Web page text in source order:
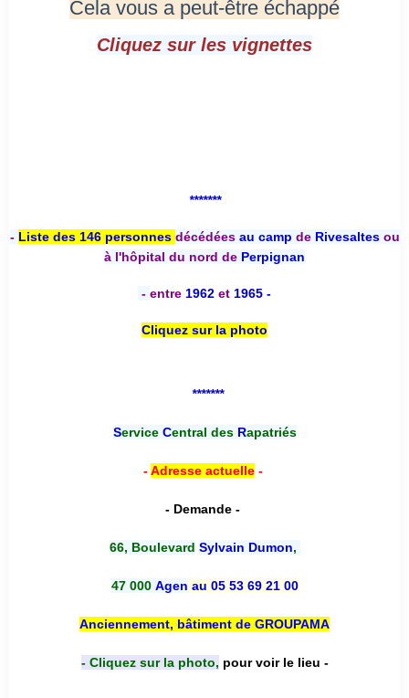
Cela vous a peut-être échappé
Cliquez sur les vignettes
*******
- Liste des 146 personnes décédées au camp deRivesaltesou
à l'hôpital du nord de Perpignan
- entre 1962 et 1965 -
Cliquez sur la photo
*******
Service Central desRapatriés
-Adresse actuelle-
- Demande -
66, Boulevard Sylvain Dumon,
47 000 Agen au 05 53 69 21 00
Anciennement, bâtiment de GROUPAMA
- Cliquez sur la photo, pour voir le lieu -